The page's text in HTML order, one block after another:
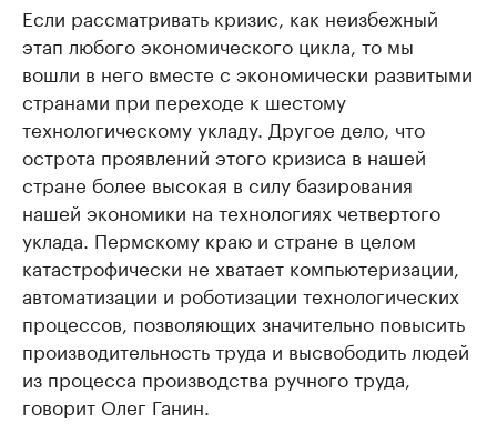
Если рассматривать кризис, как неизбежный
этап любого экономического цикла, то мы
вошли в него вместе с экономически развитыми
странами при переходе к шестому
технологическому укладу. Другое дело, что
острота проявлений этого кризиса в нашей
стране более высокая в силу базирования
нашей экономики на технологиях четвертого
уклада. Пермскому краю и стране в целом
катастрофически не хватает компьютеризации,
автоматизации и роботизации технологических
процессов, позволяющих значительно повысить
производительность труда и высвободить людей
из процесса производства ручного труда,
говорит Олег Ганин.